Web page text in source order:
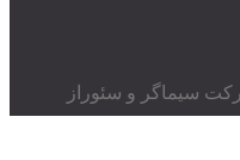
سیماگر و سئوراز